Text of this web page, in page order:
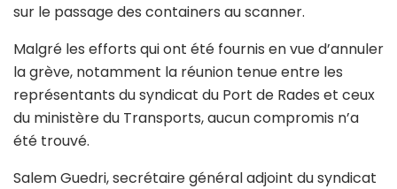
sur le passage des containers au scanner.
Malgré les efforts qui ont été fournis en vue d’annuler
la grève, notamment la réunion tenue entre les
représentants du syndicat du Port de Rades et ceux
du ministère du Transports, aucun compromis n’a
été trouvé.
Salem Guedri, secrétaire général adjoint du syndicat